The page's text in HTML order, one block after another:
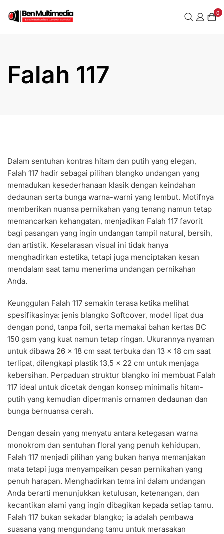
0
Falah 117
Dalam sentuhan kontras hitam dan putih yang elegan,
Falah 117 hadir sebagai pilihan blangko undangan yang
memadukan kesederhanaan klasik dengan keindahan
dedaunan serta bunga warna-warni yang lembut. Motifnya
memberikan nuansa pernikahan yang tenang namun tetap
memancarkan kehangatan, menjadikan Falah 117 favorit
bagi pasangan yang ingin undangan tampil natural, bersih,
dan artistik. Keselarasan visual ini tidak hanya
menghadirkan estetika, tetapi juga menciptakan kesan
mendalam saat tamu menerima undangan pernikahan
Anda.
Keunggulan Falah 117 semakin terasa ketika melihat
spesifikasinya: jenis blangko Softcover, model lipat dua
dengan pond, tanpa foil, serta memakai bahan kertas BC
150 gsm yang kuat namun tetap ringan. Ukurannya nyaman
untuk dibawa 26 × 18 cm saat terbuka dan 13 × 18 cm saat
terlipat, dilengkapi plastik 13,5 × 22 cm untuk menjaga
kebersihan. Perpaduan struktur blangko ini membuat Falah
117 ideal untuk dicetak dengan konsep minimalis hitam-
putih yang kemudian dipermanis ornamen dedaunan dan
bunga bernuansa cerah.
Dengan desain yang menyatu antara ketegasan warna
monokrom dan sentuhan floral yang penuh kehidupan,
Falah 117 menjadi pilihan yang bukan hanya memanjakan
mata tetapi juga menyampaikan pesan pernikahan yang
penuh harapan. Menghadirkan tema ini dalam undangan
Anda berarti menunjukkan ketulusan, ketenangan, dan
kecantikan alami yang ingin dibagikan kepada setiap tamu.
Falah 117 bukan sekadar blangko; ia adalah pembawa
suasana yang mengundang tamu untuk merasakan